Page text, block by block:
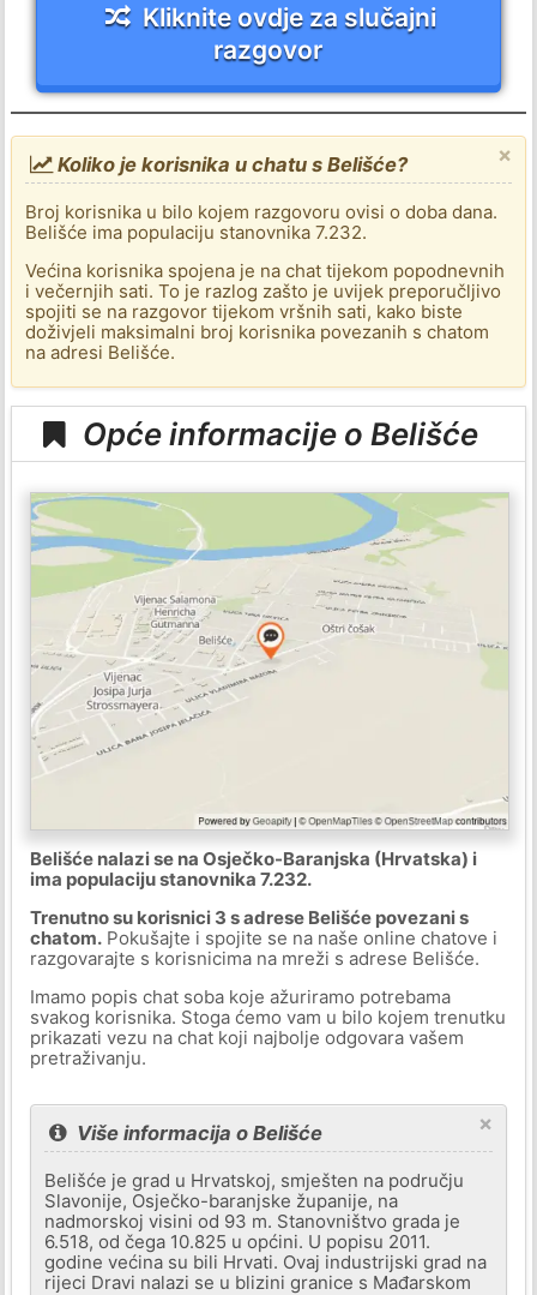
Kliknite ovdje za slučajni
razgovor
×
Koliko je korisnika u chatu s Belišće?
Broj korisnika u bilo kojem razgovoru ovisi o doba dana.
Belišće ima populaciju stanovnika 7.232.
Većina korisnika spojena je na chat tijekom popodnevnih
i večernjih sati. To je razlog zašto je uvijek preporučljivo
spojiti se na razgovor tijekom vršnih sati, kako biste
doživjeli maksimalni broj korisnika povezanih s chatom
na adresi Belišće.
Opće informacije o Belišće
Belišće nalazi se na Osječko-Baranjska (Hrvatska) i
ima populaciju stanovnika 7.232.
Trenutno su korisnici 3 s adrese Belišće povezani s
chatom.Pokušajte i spojite se na naše online chatove i
razgovarajte s korisnicima na mreži s adrese Belišće.
Imamo popis chat soba koje ažuriramo potrebama
svakog korisnika. Stoga ćemo vam u bilo kojem trenutku
prikazati vezu na chat koji najbolje odgovara vašem
pretraživanju.
×
Više informacija o Belišće
Belišće je grad u Hrvatskoj, smješten na području
Slavonije, Osječko-baranjske županije, na
nadmorskoj visini od 93 m. Stanovništvo grada je
6.518, od čega 10.825 u općini. U popisu 2011.
godine većina su bili Hrvati. Ovaj industrijski grad na
rijeci Dravi nalazi se u blizini granice s Mađarskom